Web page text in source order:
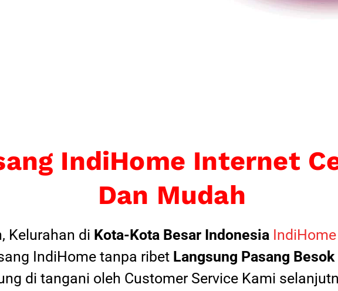
IndiHome Internet
Dan Mudah
Kelurahan di Kota-Kota Besar Indonesia
IndiHome tanpa ribet Langsung Pasang
di tangani oleh Customer Service Kami